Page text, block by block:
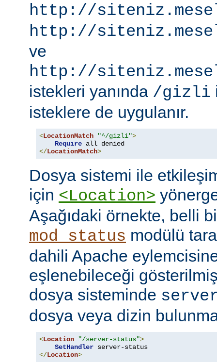
http://
http://
ve
http://
istekleri yanında /gizli
isteklere de uygulanır.
<LocationMatch "^/gizli">
Require
</LocationMatch>
Dosya sistemi ile
için <Location>
Aşağıdaki örnekte, belli
mod_status modülü
dahili Apache
eşlenebileceği
dosya sisteminde
dosya veya dizin
<Location "/server-status">
SetHandler
</Location>